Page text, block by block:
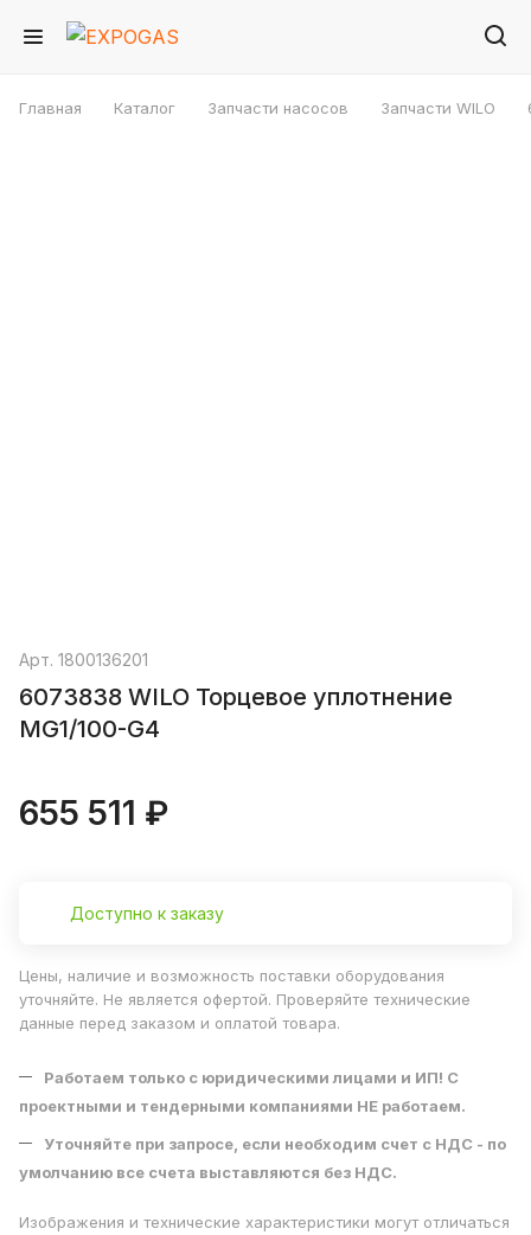
Главная Каталог Запчасти насосов Запчасти WILO
Арт. 1800136201
6073838 WILO Торцевое уплотнение
MG1/100-G4
655 511 ₽
Доступно к заказу
Цены, наличие и возможность поставки оборудования
уточняйте. Не является офертой. Проверяйте технические
данные перед заказом и оплатой товара.
Работаем только с юридическими лицами и ИП! С
проектными и тендерными компаниями НЕ работаем.
Уточняйте при запросе, если необходим счет с НДС - по
умолчанию все счета выставляются без НДС.
Изображения и технические характеристики могут отличаться